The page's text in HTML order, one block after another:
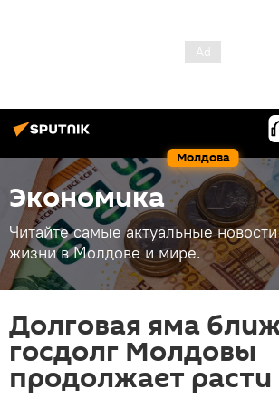
Молдова
Экономика
Читайте самые актуальные
жизни в Молдове и мире.
Долговая яма
госдолг Молдовы
продолжает расти